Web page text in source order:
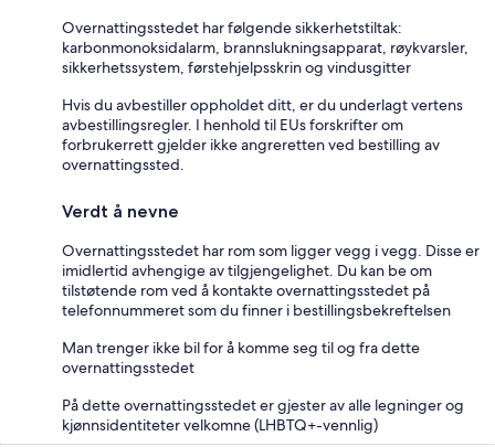
Overnattingsstedet har følgende sikkerhetstiltak:
karbonmonoksidalarm, brannslukningsapparat, røykvarsler,
sikkerhetssystem, førstehjelpsskrin og vindusgitter
Hvis du avbestiller oppholdet ditt, er du underlagt vertens
avbestillingsregler. I henhold til EUs forskrifter om
forbrukerrett gjelder ikke angreretten ved bestilling av
overnattingssted.
Verdt å nevne
Overnattingsstedet har rom som ligger vegg i vegg. Disse er
imidlertid avhengige av tilgjengelighet. Du kan be om
tilstøtende rom ved å kontakte overnattingsstedet på
telefonnummeret som du finner i bestillingsbekreftelsen
Man trenger ikke bil for å komme seg til og fra dette
overnattingsstedet
På dette overnattingsstedet er gjester av alle legninger og
kjønnsidentiteter velkomne (LHBTQ+-vennlig)